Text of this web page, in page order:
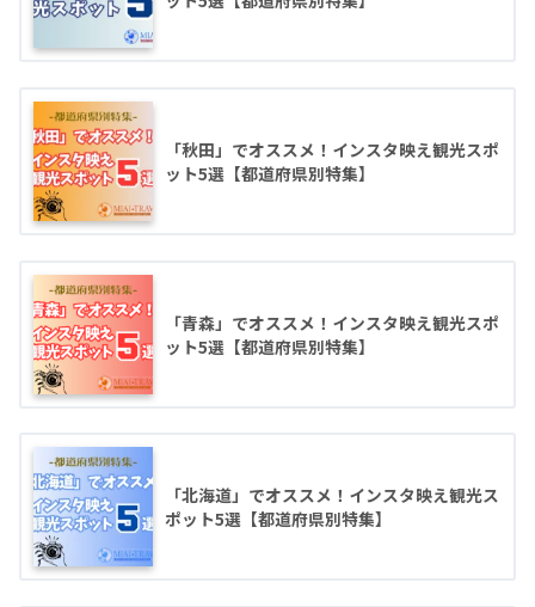
「秋田」でオススメ！インスタ映え観光スポ
ット5選【都道府県別特集】
「青森」でオススメ！インスタ映え観光スポ
ット5選【都道府県別特集】
「北海道」でオススメ！インスタ映え観光ス
ポット5選【都道府県別特集】